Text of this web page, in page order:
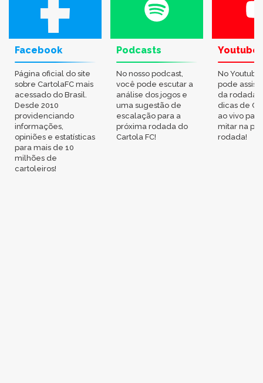
Facebook
Página oficial do site
sobre CartolaFC mais
acessado do Brasil.
Desde 2010
providenciando
informações,
opiniões e estatísticas
para mais de 10
milhões de
cartoleiros!
Podcasts
No nosso podcast,
você pode escutar a
análise dos jogos e
uma sugestão de
escalação para a
próxima rodada do
Cartola FC!
Youtube
No
pode
da rodada,
dicas de
ao vivo
mitar na
rodada!